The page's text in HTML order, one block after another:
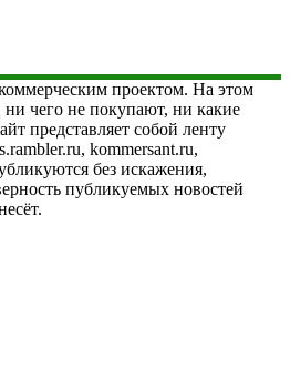
проектом. На этом
ни чего не покупают, ни какие
представляет собой ленту
kommersant.ru,
без искажения,
публикуемых новостей